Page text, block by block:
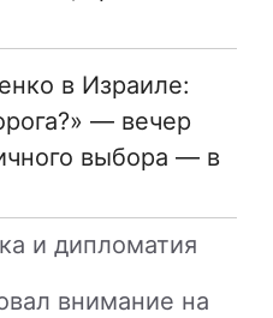
в Израиле:
— вечер
выбора — в
и дипломатия
внимание на